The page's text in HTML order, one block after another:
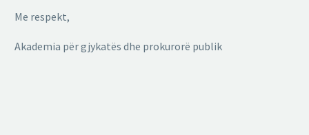
Me respekt,
Akademia për gjykatës dhe prokurorë publik